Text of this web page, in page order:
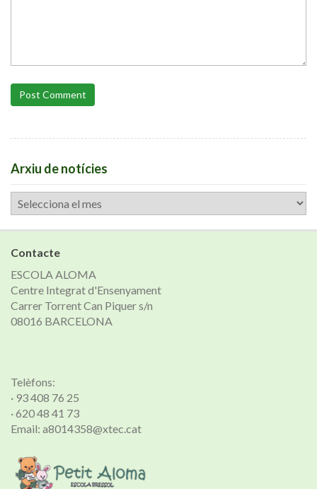
Post Comment
Arxiu de notícies
Arxiu
de
notícies
Contacte
ESCOLA ALOMA
Centre Integrat d'Ensenyament
Carrer Torrent Can Piquer s/n
08016 BARCELONA
Telèfons:
· 93 408 76 25
· 620 48 41 73
Email: a8014358@xtec.cat